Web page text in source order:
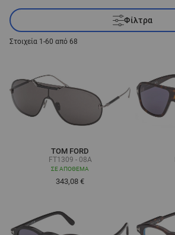
Φίλτρα
Στοιχεία 1 -60 από 68
TOM FORD
FT1309 - 08A
ΣΕ ΑΠΌΘΕΜΑ
343,08 €